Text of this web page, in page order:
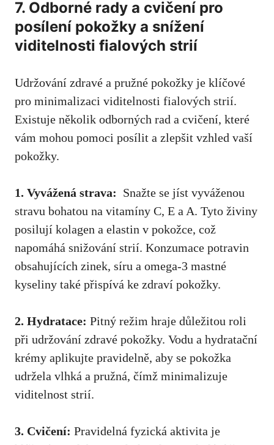
7. Odborné rady a cvičení pro
posílení ‍pokožky a snížení
viditelnosti fialových strií
Udržování zdravé a pružné⁣ pokožky je klíčové
pro‌ minimalizaci viditelnosti fialových ⁣strií. ​
Existuje několik odborných rad a cvičení, které‌
vám mohou pomoci posílit a zlepšit vzhled vaší
pokožky.
1. Vyvážená strava: ‌ Snažte se jíst vyváženou
stravu bohatou na vitamíny C, E a A. Tyto živiny
posilují kolagen a elastin v pokožce, což
napomáhá snižování strií. Konzumace potravin‍
obsahujících zinek,​ síru ⁤a omega-3 mastné
kyseliny také přispívá ke zdraví pokožky.
2. Hydratace: Pitný ‌režim hraje důležitou roli
při udržování zdravé pokožky. Vodu a⁢ hydratační
krémy aplikujte pravidelně, aby se pokožka
udržela vlhká a​ pružná, čímž⁣ minimalizuje⁢
viditelnost strií.
3. Cvičení: ‌Pravidelná fyzická aktivita je